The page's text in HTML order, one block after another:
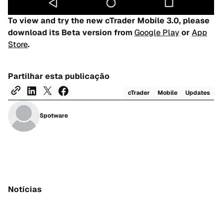
To view and try the new cTrader Mobile 3.0, please
download its Beta version fromGoogle PlayorApp
Store.
Partilhar esta publicação
cTrader Mobile Updates
Spotware
Notícias